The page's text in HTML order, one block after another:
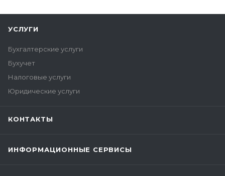
УСЛУГИ
Бухгалтерские услуги
Бухучет
Налоговые услуги
Юридические услуги
КОНТАКТЫ
ИНФОРМАЦИОННЫЕ СЕРВИСЫ